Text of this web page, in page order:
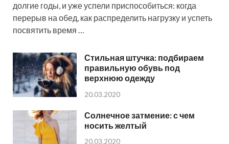
долгие годы, и уже успели приспособиться: когда
перерыв на обед, как распределить нагрузку и успеть
посвятить время …
Стильная штучка: подбираем
правильную обувь под
верхнюю одежду
20.03.2020
Солнечное затмение: с чем
носить желтый
20.03.2020